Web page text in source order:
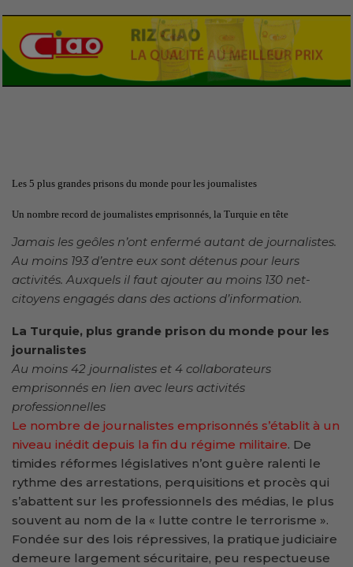
Les 5 plus grandes prisons du monde pour les journalistes
Un nombre record de journalistes emprisonnés, la Turquie en tête
Jamais les geôles n’ont enfermé autant de journalistes.
Au moins 193 d’entre eux sont détenus pour leurs
activités. Auxquels il faut ajouter au moins 130 net-
citoyens engagés dans des actions d’information.
La Turquie, plus grande prison du monde pour les
journalistes
Au moins 42 journalistes et 4 collaborateurs
emprisonnés en lien avec leurs activités
professionnelles
Le nombre de journalistes emprisonnés s’établit à un
niveau inédit depuis la fin du régime militaire. De
timides réformes législatives n’ont guère ralenti le
rythme des arrestations, perquisitions et procès qui
s’abattent sur les professionnels des médias, le plus
souvent au nom de la « lutte contre le terrorisme ».
Fondée sur des lois répressives, la pratique judiciaire
demeure largement sécuritaire, peu respectueuse